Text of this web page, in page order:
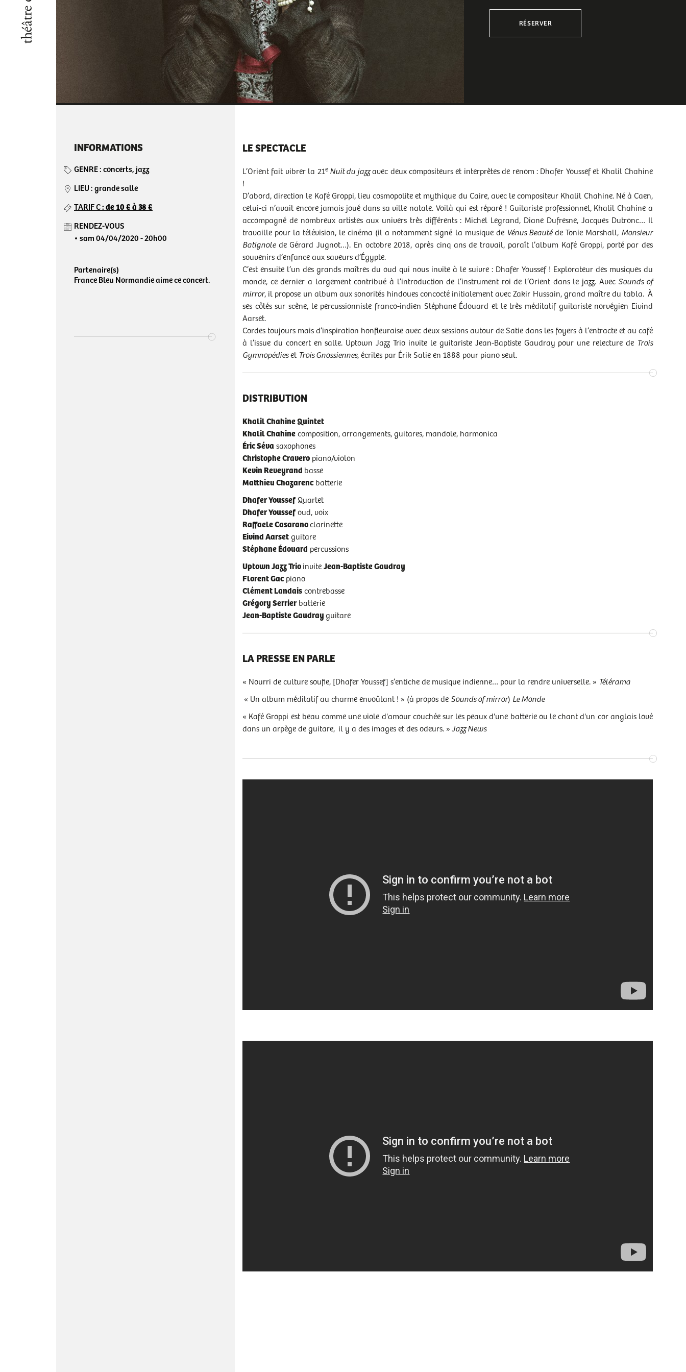
RÉSERVER
INFORMATIONS
GENRE: concerts, jazz
LIEU : grande salle
TARIF C: de 10 € à 38 €
RENDEZ-VOUS
sam 04/04/2020 - 20h00
Partenaire(s)
France Bleu Normandie aime ce concert.
LE SPECTACLE
L’Orient fait vibrer la 21e Nuit du jazzavec deux compositeurs et interprètes de renom : Dhafer Youssef et Khalil Chahine
!
D’abord, direction le Kafé Groppi, lieu cosmopolite et mythique du Caire, avec le compositeur Khalil Chahine. Né à Caen,
celui-ci n’avait encore jamais joué dans sa ville natale. Voilà qui est réparé ! Guitariste professionnel, Khalil Chahine a
accompagné de nombreux artistes aux univers très différents : Michel Legrand, Diane Dufresne, Jacques Dutronc… Il
travaille pour la télévision, le cinéma (il a notamment signé la musique de Vénus Beautéde Tonie Marshall, Monsieur
Batignolede Gérard Jugnot…). En octobre 2018, après cinq ans de travail, paraît l’album Kafé Groppi, porté par des
souvenirs d’enfance aux saveurs d’Égypte.
C’est ensuite l’un des grands maîtres du oud qui nous invite à le suivre : Dhafer Youssef ! Explorateur des musiques du
monde, ce dernier a largement contribué à l’introduction de l’instrument roi de l’Orient dans le jazz. Avec Sounds of
mirror, il propose un album aux sonorités hindoues concocté initialement avec Zakir Hussain, grand maître du tabla. À
ses côtés sur scène, le percussionniste franco-indien Stéphane Édouard et le très méditatif guitariste norvégien Eivind
Aarset.
Cordes toujours mais d’inspiration honfleuraise avec deux sessions autour de Satie dans les foyers à l’entracte et au café
à l’issue du concert en salle. Uptown Jazz Trio invite le guitariste Jean-Baptiste Gaudray pour une relecture de Trois
Gymnopédieset Trois Gnossiennes, écrites par Érik Satie en 1888 pour piano seul.
DISTRIBUTION
Khalil Chahine Quintet
Khalil Chahine composition, arrangements, guitares, mandole, harmonica
Éric Séva saxophones
Christophe Cravero piano/violon
Kevin Reveyrand basse
Matthieu Chazarencbatterie
Dhafer YoussefQuartet
Dhafer Youssefoud, voix
Raffaele Casaranoclarinette
Eivind Aarset guitare
Stéphane Édouard percussions
Uptown Jazz Trio invite Jean-Baptiste Gaudray
Florent Gacpiano
Clément Landais contrebasse
Grégory Serrierbatterie
Jean-Baptiste Gaudray guitare
LA PRESSE EN PARLE
« Nourri de culture soufie, [Dhafer Youssef] s’entiche de musique indienne… pour la rendre universelle. » Télérama
« Un album méditatif au charme envoûtant ! » (à propos de Sounds of mirror) Le Monde
« Kafé Groppi est beau comme une viole d'amour couchée sur les peaux d'une batterie ou le chant d'un cor anglais lové
dans un arpège de guitare, il y a des images et des odeurs. » Jazz News